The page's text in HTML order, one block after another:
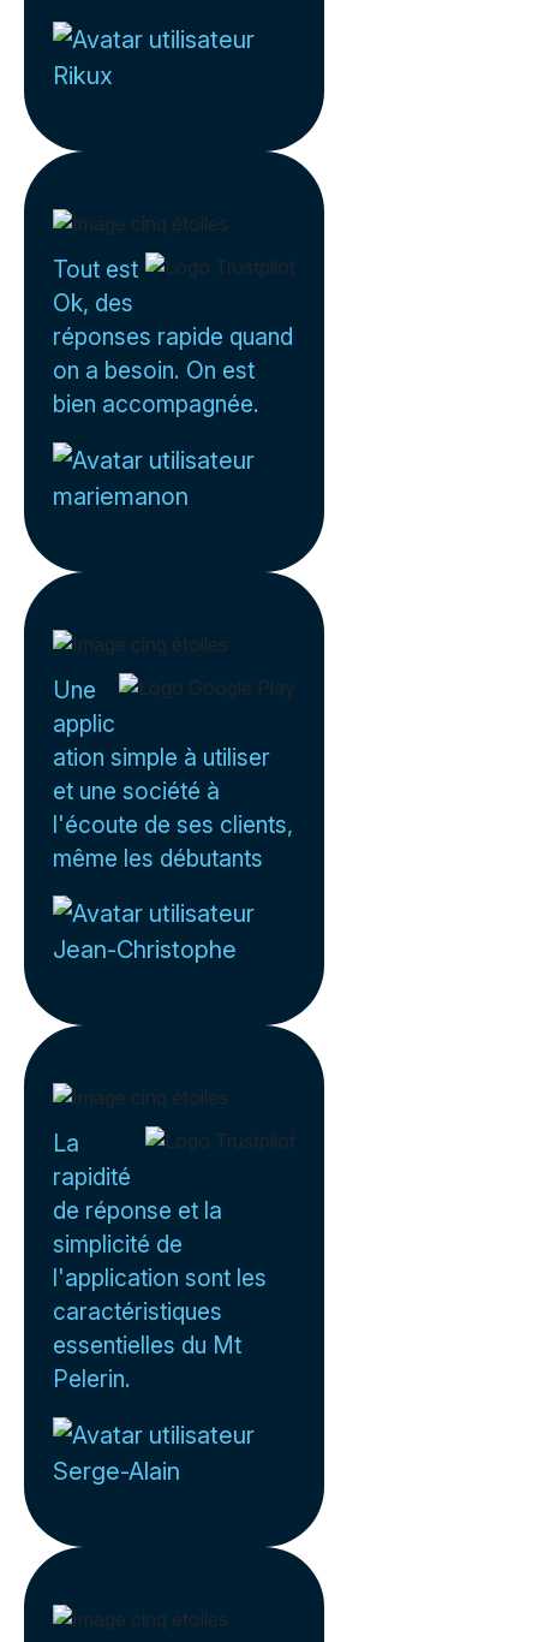
Rikux
Tout est
Ok, des
réponses rapide quand
on a besoin. On est
bien accompagnée.
mariemanon
Une
applic
ation simple à utiliser
et une société à
l'écoute de ses clients,
même les débutants
Jean-Christophe
La
rapidité
de réponse et la
simplicité de
l'application sont les
caractéristiques
essentielles du Mt
Pelerin.
Serge-Alain